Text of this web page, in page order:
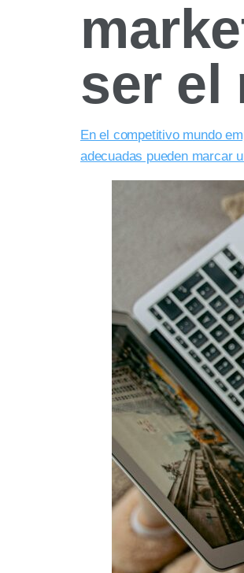
ser el
En el competitivo mundo
adecuadas pueden marcar